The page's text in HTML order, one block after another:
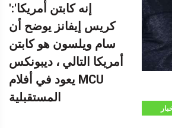
'إنه كابتن أمريكا':
كريس إيفانز يوضح أن
سام ويلسون هو كابتن
أمريكا التالي ، ديبونكس
يعود في أفلام MCU
المستقبلية